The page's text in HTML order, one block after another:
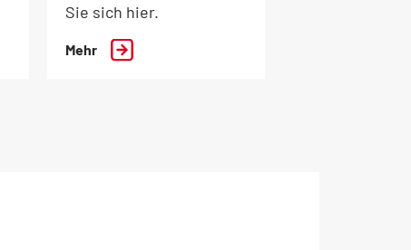
Sie sich hier.
Mehr